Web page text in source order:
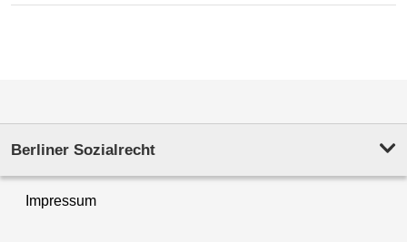
Berliner Sozialrecht
Impressum